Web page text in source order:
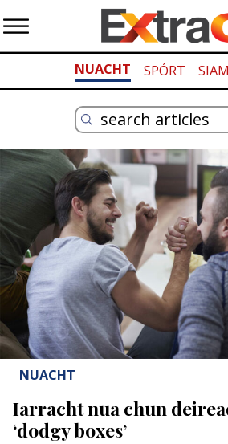
NUACHT SPÓRT
NUACHT
Iarracht nua chun
‘dodgy boxes’